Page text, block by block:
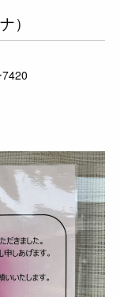
）